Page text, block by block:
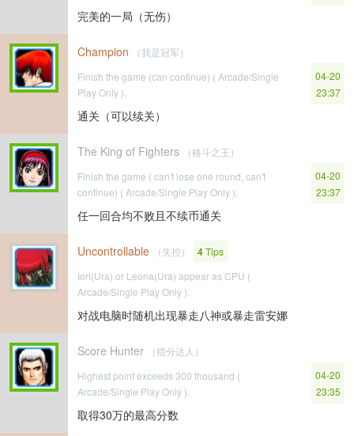
完美的一局（无伤）
Champion
（我是冠军）
Finish the game (can continue) ( Arcade/Single
Play Only ).
通关（可以续关）
04-20
23:37
The King of Fighters
（格斗之王）
Finish the game ( can't lose one round, can't
continue) ( Arcade/Single Play Only ).
任一回合均不败且不续币通关
04-20
23:37
Uncontrollable （失控） 4Tips
Iori(Ura) or Leona(Ura) appear as CPU (
Arcade/Single Play Only ).
对战电脑时随机出现暴走八神或暴走雷安娜
Score Hunter
（猎分达人）
Highest point exceeds 300 thousand (
Arcade/Single Play Only ).
取得30万的最高分数
04-20
23:35